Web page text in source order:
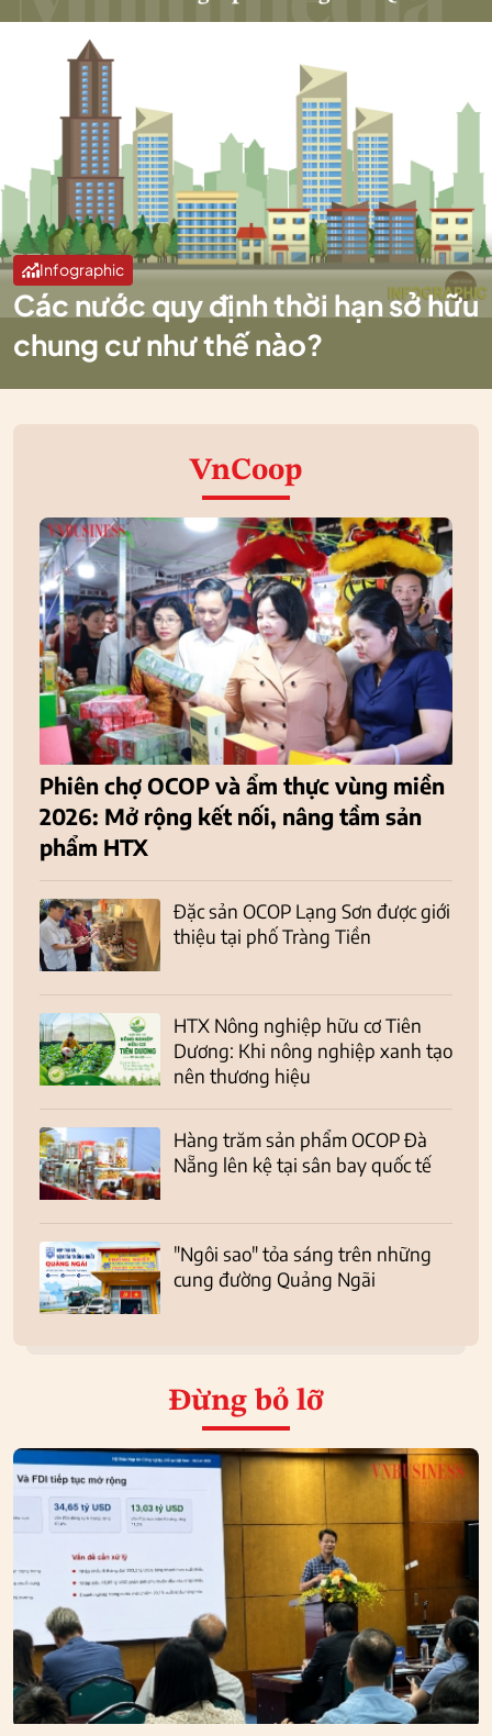
Infographic
Các nước quy định thời hạn sở hữu
chung cư như thế nào?
VnCoop
Phiên chợ OCOP và ẩm thực vùng miền
2026: Mở rộng kết nối, nâng tầm sản
phẩm HTX
Đặc sản OCOP Lạng Sơn được giới
thiệu tại phố Tràng Tiền
HTX Nông nghiệp hữu cơ Tiên
Dương: Khi nông nghiệp xanh tạo
nên thương hiệu
Hàng trăm sản phẩm OCOP Đà
Nẵng lên kệ tại sân bay quốc tế
"Ngôi sao" tỏa sáng trên những
cung đường Quảng Ngãi
Đừng bỏ lỡ